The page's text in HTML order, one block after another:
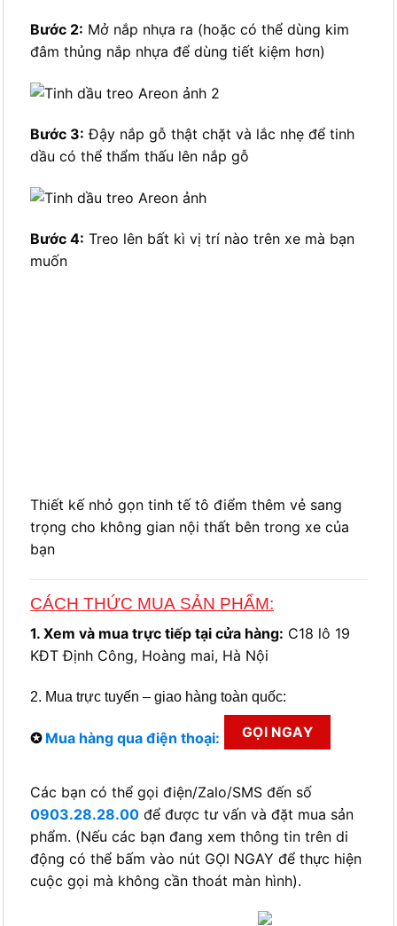
Bước 2: Mở nắp nhựa ra (hoặc có thể dùng kim
đâm thủng nắp nhựa để dùng tiết kiệm hơn)
Bước 3: Đậy nắp gỗ thật chặt và lắc nhẹ để tinh
dầu có thể thẩm thấu lên nắp gỗ
Bước 4: Treo lên bất kì vị trí nào trên xe mà bạn
muốn
1. Xem và mua trực tiếp tại cửa hàng:C18 lô 19
KĐT Định Công, Hoàng mai, Hà Nội
✪Mua hàng qua điện thoại: GỌI NGAY
0903.28.28.00 để được tư vấn và đặt mua sản
phẩm. (Nếu các bạn đang xem thông tin trên di
động có thể bấm vào nút GỌI NGAY để thực hiện
✪Mua hàng qua Facebook Chat: